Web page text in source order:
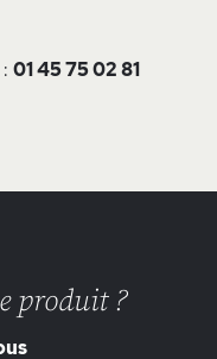
01 45 75 02 81
produit ?